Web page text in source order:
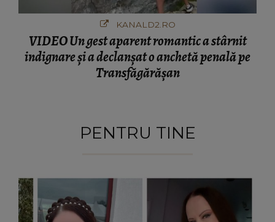
KANALD2.RO
VIDEO Un gest aparent romantic a stârnit
indignare și a declanșat o anchetă penală pe
Transfăgărășan
PENTRU TINE